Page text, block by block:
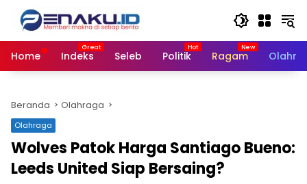
Langsung
konten
Home
Indeks Seleb Politik Ragam
Beranda Olahraga
Olahraga
Wolves Patok Harga Santiago Bueno:
Leeds United Siap Bersaing?